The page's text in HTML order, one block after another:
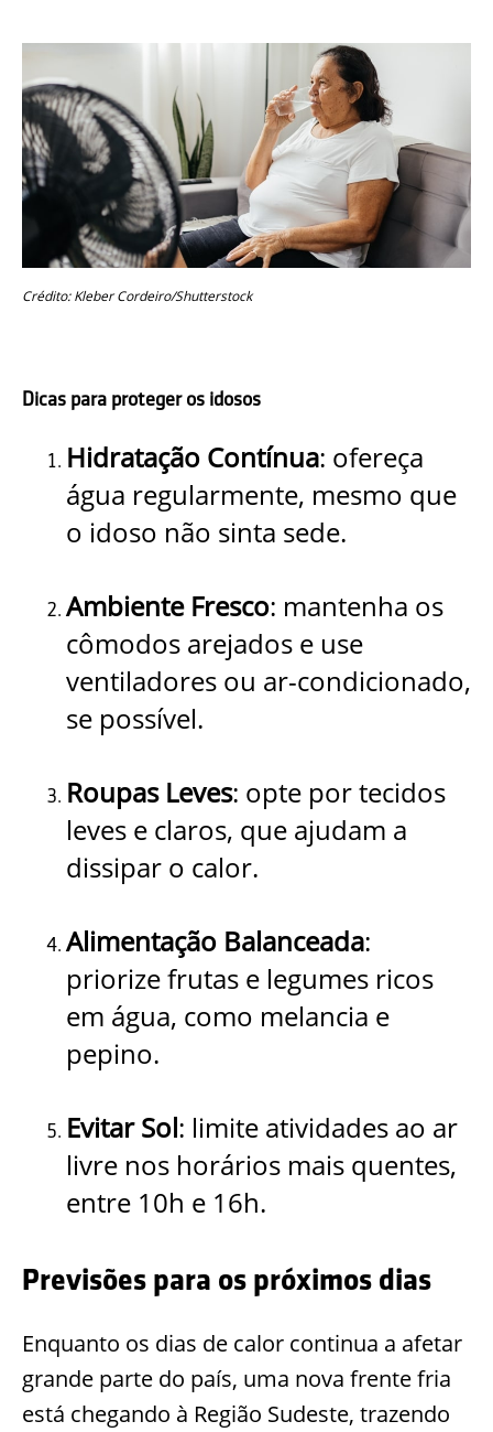
Crédito: Kleber Cordeiro/Shutterstock
Dicas para proteger os idosos
Hidratação Contínua: ofereça
água regularmente, mesmo que
o idoso não sinta sede.
Ambiente Fresco: mantenha os
cômodos arejados e use
ventiladores ou ar-condicionado,
se possível.
Roupas Leves: opte por tecidos
leves e claros, que ajudam a
dissipar o calor.
Alimentação Balanceada:
priorize frutas e legumes ricos
em água, como melancia e
pepino.
Evitar Sol: limite atividades ao ar
livre nos horários mais quentes,
entre 10h e 16h.
Previsões para os próximos dias
Enquanto os dias de calor continua a afetar
grande parte do país, uma nova frente fria
está chegando à Região Sudeste, trazendo